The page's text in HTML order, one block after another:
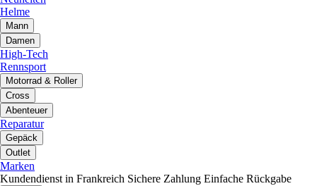
Helme
Mann
Damen
High-Tech
Rennsport
Motorrad & Roller
Cross
Abenteuer
Reparatur
Gepäck
Outlet
Marken
Kundendienst in Frankreich Sichere Zahlung Einfache Rückgabe